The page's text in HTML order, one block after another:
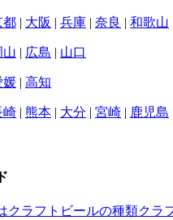
都 | 大阪 | 兵庫 | 奈良 | 和歌山
山 | 広島 | 山口
媛 | 高知
崎 | 熊本 | 大分 | 宮崎 | 鹿児島
クラフトビールの種類クラ